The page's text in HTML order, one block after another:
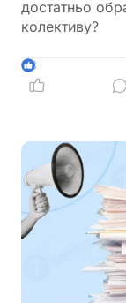
достатньо
колективу?
3